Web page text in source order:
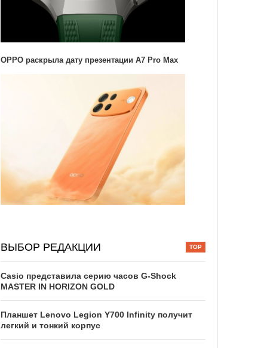
OPPO раскрыла дату презентации A7 Pro Max
ВЫБОР РЕДАКЦИИ
Casio представила серию часов G-Shock
MASTER IN HORIZON GOLD
Планшет Lenovo Legion Y700 Infinity получит
легкий и тонкий корпус